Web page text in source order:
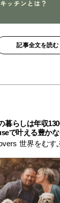
記事全文を読む
暮らしは年収
で叶える豊か
世界をむ